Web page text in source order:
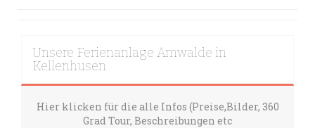
Unsere Ferienanlage Amwalde in
Kellenhusen
Hier klicken für die alle Infos (Preise,Bilder, 360
Grad Tour, Beschreibungen etc